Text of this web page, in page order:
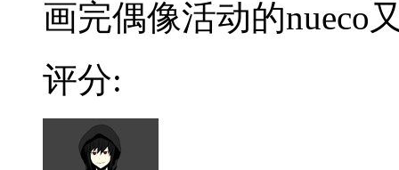
画完偶像活动的nueco
评分: